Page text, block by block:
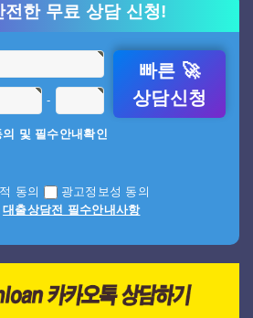
전한 무료 상담 신청!
-
및 필수안내확인
동의
광고정보성 동의
대출상담전 필수안내사항
빠른 🚀
상담신청